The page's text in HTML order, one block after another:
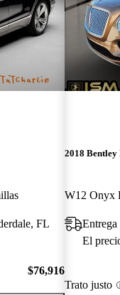
FL
$76,916
2018 Bentley
W12 Onyx
El
Trato justo